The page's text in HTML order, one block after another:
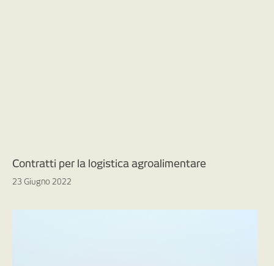
Contratti per la logistica agroalimentare
23 Giugno 2022